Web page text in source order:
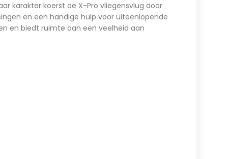
karakter koerst de X-Pro vliegensvlug door
en een handige hulp voor uiteenlopende
en biedt ruimte aan een veelheid aan